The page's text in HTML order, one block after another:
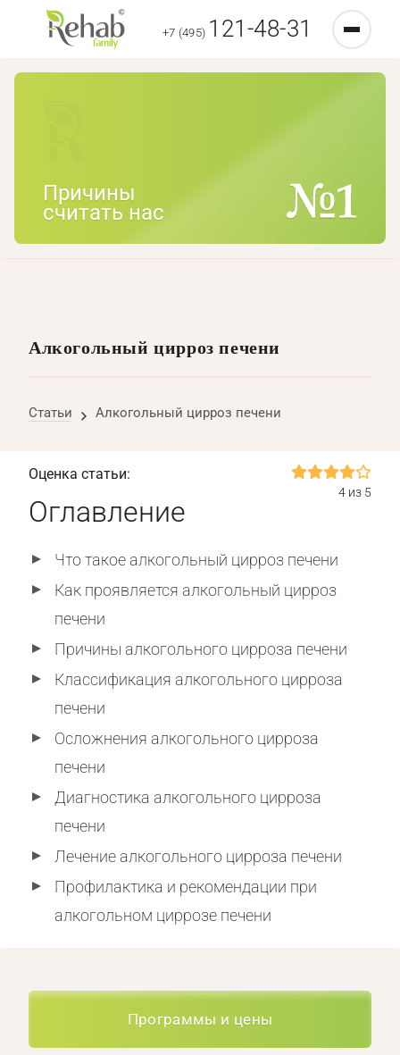
+7 (495) 121-48-31
Причины
считать нас
Алкогольный цирроз печени
Статьи Алкогольный цирроз печени
Оценка статьи:
4 из 5
Оглавление
Что такое алкогольный цирроз печени
Как проявляется алкогольный цирроз
печени
Причины алкогольного цирроза печени
Классификация алкогольного цирроза
печени
Осложнения алкогольного цирроза
печени
Диагностика алкогольного цирроза
печени
Лечение алкогольного цирроза печени
Профилактика и рекомендации при
алкогольном циррозе печени
Программы и цены